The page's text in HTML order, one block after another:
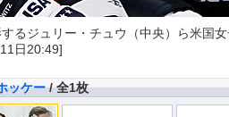
るジュリー・チュウ（中央）ら米国
日20:49]
ッケー/ 全1枚